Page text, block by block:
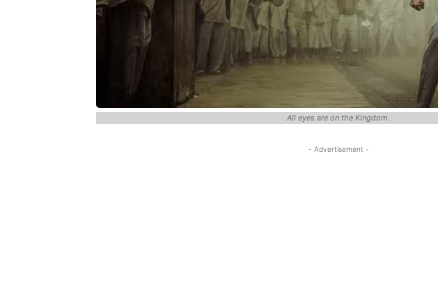
All eyes are on the Kingdom.
- Advertisement -